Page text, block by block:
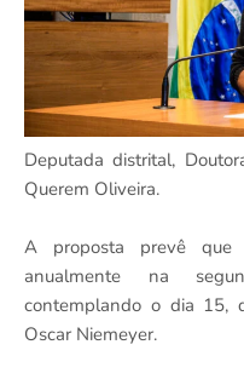
Deputada distrital,
Querem Oliveira.
A proposta prevê que
anualmente na
contemplando o dia 15,
Oscar Niemeyer.